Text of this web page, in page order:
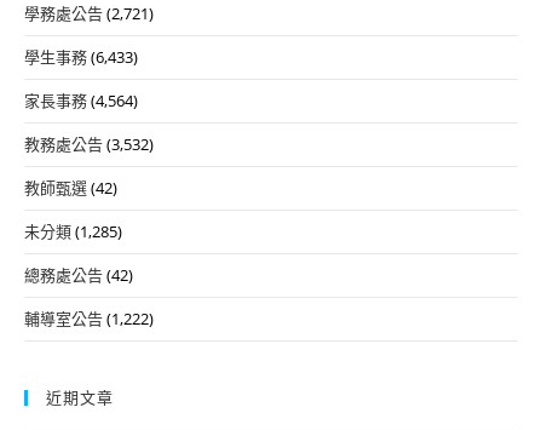
學務處公告(2,721)
學生事務(6,433)
家長事務(4,564)
教務處公告(3,532)
教師甄選(42)
未分類(1,285)
總務處公告(42)
輔導室公告(1,222)
近期文章